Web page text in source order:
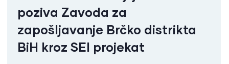
poziva Zavoda za
zapošljavanje Brčko distrikta
BiH kroz SEI projekat